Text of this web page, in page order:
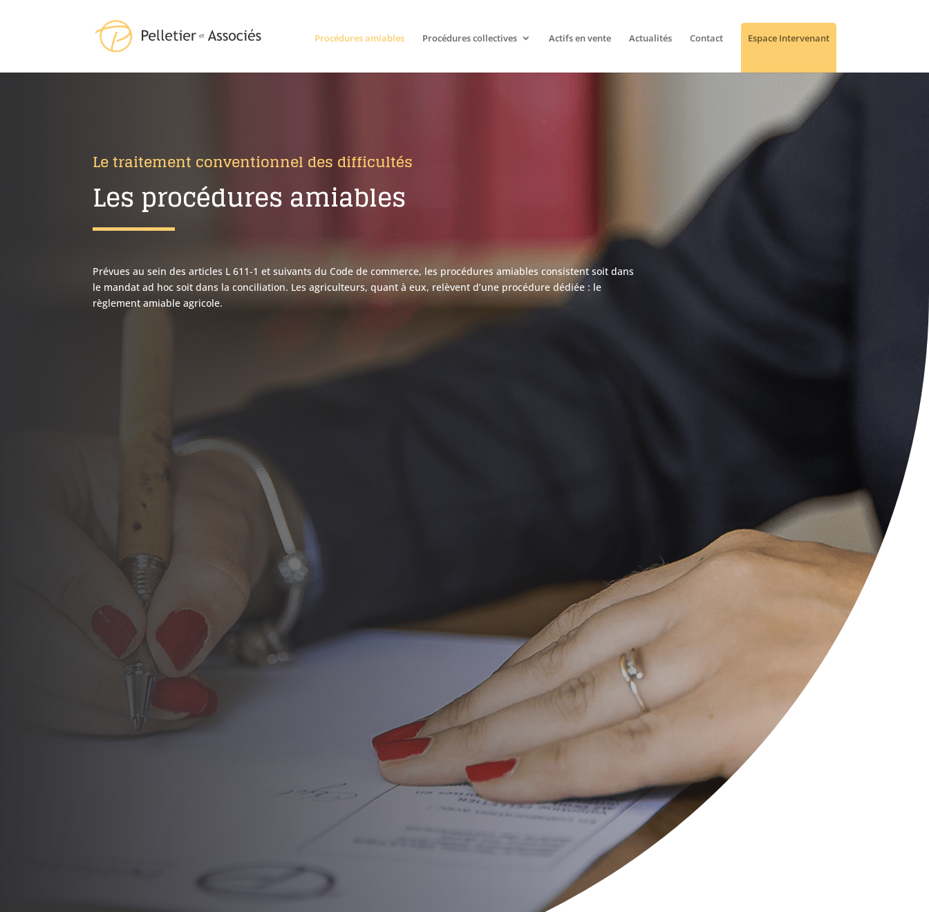
Procédures amiables Procédures collectives Actifs en vente Actualités Contact Espace Intervenant
Le traitement conventionnel des difficultés
Les procédures amiables
Prévues au sein des articles L 611-1 et suivants du Code de commerce, les procédures amiables consistent soit dans
le mandat ad hoc soit dans la conciliation. Les agriculteurs, quant à eux, relèvent d’une procédure dédiée : le
règlement amiable agricole.